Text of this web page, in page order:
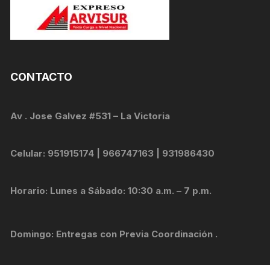
CONTACTO
Av . Jose Galvez #531 – La Victoria
Celular: 951915174 | 966747163 | 931986430
Horario: Lunes a Sábado: 10:30 a.m. – 7 p.m.
Domingo: Entregas con Previa Coordinación .